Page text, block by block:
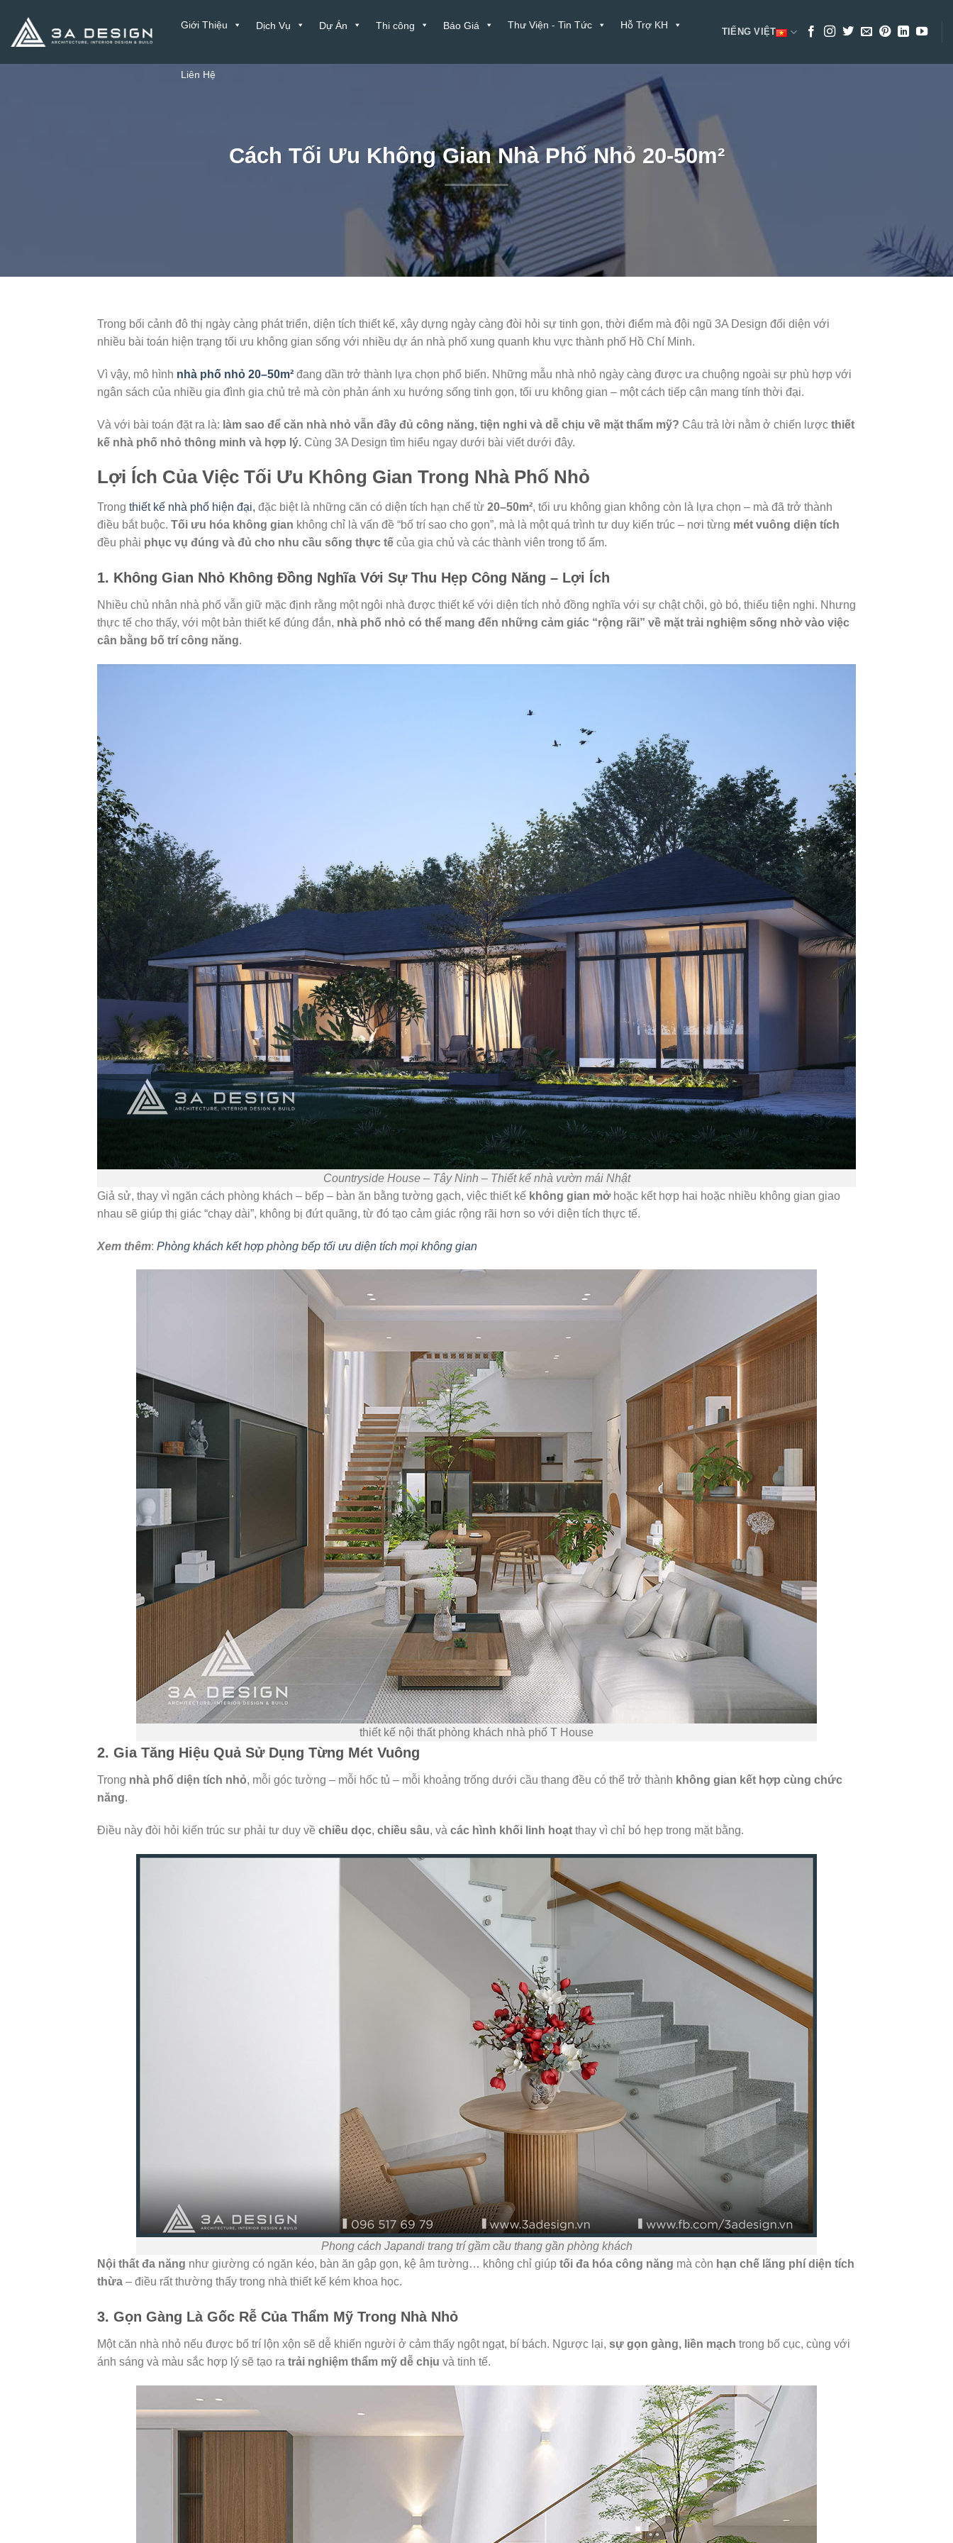
nội
dung
Giới Thiệu Dịch Vụ Dự Án Thi công Báo Giá Thư Viện - Tin Tức Hỗ Trợ KH
Liên Hệ
TIẾNG VIỆT
Cách Tối Ưu Không Gian Nhà Phố Nhỏ 20-50m²
Trong bối cảnh đô thị ngày càng phát triển, diện tích thiết kế, xây dựng ngày càng đòi hỏi sự tinh gọn, thời điểm mà đội ngũ 3A Design đối diện với
nhiều bài toán hiện trạng tối ưu không gian sống với nhiều dự án nhà phố xung quanh khu vực thành phố Hồ Chí Minh.
Vì vậy, mô hình nhà phố nhỏ 20–50m² đang dần trở thành lựa chọn phổ biến. Những mẫu nhà nhỏ ngày càng được ưa chuộng ngoài sự phù hợp với
ngân sách của nhiều gia đình gia chủ trẻ mà còn phản ánh xu hướng sống tinh gọn, tối ưu không gian – một cách tiếp cận mang tính thời đại.
Và với bài toán đặt ra là: làm sao để căn nhà nhỏ vẫn đầy đủ công năng, tiện nghi và dễ chịu về mặt thẩm mỹ? Câu trả lời nằm ở chiến lược thiết
kế nhà phố nhỏ thông minh và hợp lý. Cùng 3A Design tìm hiểu ngay dưới bài viết dưới đây.
Lợi Ích Của Việc Tối Ưu Không Gian Trong Nhà Phố Nhỏ
Trong thiết kế nhà phố hiện đại, đặc biệt là những căn có diện tích hạn chế từ 20–50m², tối ưu không gian không còn là lựa chọn – mà đã trở thành
điều bắt buộc. Tối ưu hóa không gian không chỉ là vấn đề “bố trí sao cho gọn”, mà là một quá trình tư duy kiến trúc – nơi từng mét vuông diện tích
đều phải phục vụ đúng và đủ cho nhu cầu sống thực tế của gia chủ và các thành viên trong tổ ấm.
1. Không Gian Nhỏ Không Đồng Nghĩa Với Sự Thu Hẹp Công Năng – Lợi Ích
Nhiều chủ nhân nhà phố vẫn giữ mặc định rằng một ngôi nhà được thiết kế với diện tích nhỏ đồng nghĩa với sự chật chội, gò bó, thiếu tiện nghi. Nhưng
thực tế cho thấy, với một bản thiết kế đúng đắn, nhà phố nhỏ có thể mang đến những cảm giác “rộng rãi” về mặt trải nghiệm sống nhờ vào việc
cân bằng bố trí công năng.
Countryside House – Tây Ninh – Thiết kế nhà vườn mái Nhật
Giả sử, thay vì ngăn cách phòng khách – bếp – bàn ăn bằng tường gạch, việc thiết kế không gian mởhoặc kết hợp hai hoặc nhiều không gian giao
nhau sẽ giúp thị giác “chạy dài”, không bị đứt quãng, từ đó tạo cảm giác rộng rãi hơn so với diện tích thực tế.
Xem thêm: Phòng khách kết hợp phòng bếp tối ưu diện tích mọi không gian
thiết kế nội thất phòng khách nhà phố T House
2. Gia Tăng Hiệu Quả Sử Dụng Từng Mét Vuông
Trong nhà phố diện tích nhỏ, mỗi góc tường – mỗi hốc tủ – mỗi khoảng trống dưới cầu thang đều có thể trở thành không gian kết hợp cùng chức
năng.
Điều này đòi hỏi kiến trúc sư phải tư duy về chiều dọc, chiều sâu, và các hình khối linh hoạt thay vì chỉ bó hẹp trong mặt bằng.
Phong cách Japandi trang trí gầm cầu thang gần phòng khách
Nội thất đa năng như giường có ngăn kéo, bàn ăn gập gọn, kệ âm tường… không chỉ giúp tối đa hóa công năng mà còn hạn chế lãng phí diện tích
thừa – điều rất thường thấy trong nhà thiết kế kém khoa học.
3. Gọn Gàng Là Gốc Rễ Của Thẩm Mỹ Trong Nhà Nhỏ
Một căn nhà nhỏ nếu được bố trí lộn xộn sẽ dễ khiến người ở cảm thấy ngột ngạt, bí bách. Ngược lại, sự gọn gàng, liền mạch trong bố cục, cùng với
ánh sáng và màu sắc hợp lý sẽ tạo ra trải nghiệm thẩm mỹ dễ chịu và tinh tế.